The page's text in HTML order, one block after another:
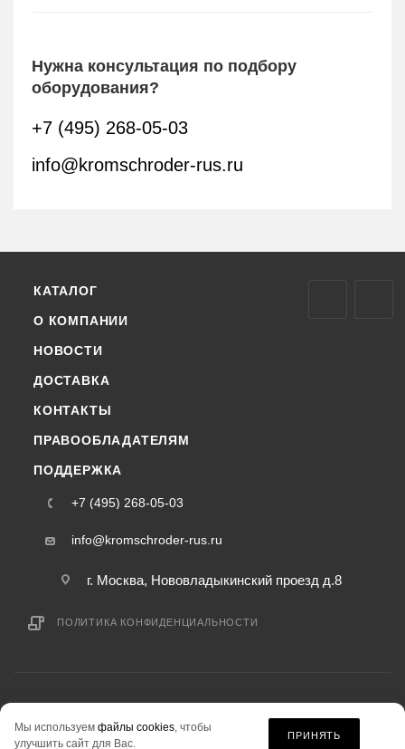
Нужна консультация по подбору
оборудования?
+7 (495) 268-05-03
info@kromschroder-rus.ru
КАТАЛОГ
О КОМПАНИИ
НОВОСТИ
ДОСТАВКА
КОНТАКТЫ
ПРАВООБЛАДАТЕЛЯМ
ПОДДЕРЖКА
+7 (495) 268-05-03
info@kromschroder-rus.ru
г. Москва, Нововладыкинский проезд д.8
ПОЛИТИКА КОНФИДЕНЦИАЛЬНОСТИ
информация на сайте «kromschroder-rus.ru» не является публичной офертой.
Мы используем файлы cookies, чтобы
улучшить сайт для Вас.
ПРИНЯТЬ